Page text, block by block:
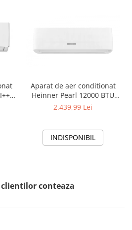
Aparat de aer conditionat
Heinner Pearl 12000 BTU
Wi-Fi, Clasa A+++/A+++, AI
alb
2.439,99 Lei
INDISPONIBIL
clientilor conteaza